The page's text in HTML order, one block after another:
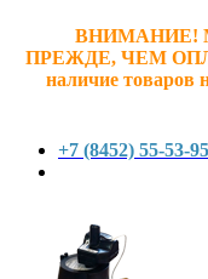
ВНИМАНИЕ!
ПРЕЖДЕ, ЧЕМ
наличие товаров
+7 (8452) 55-53-95